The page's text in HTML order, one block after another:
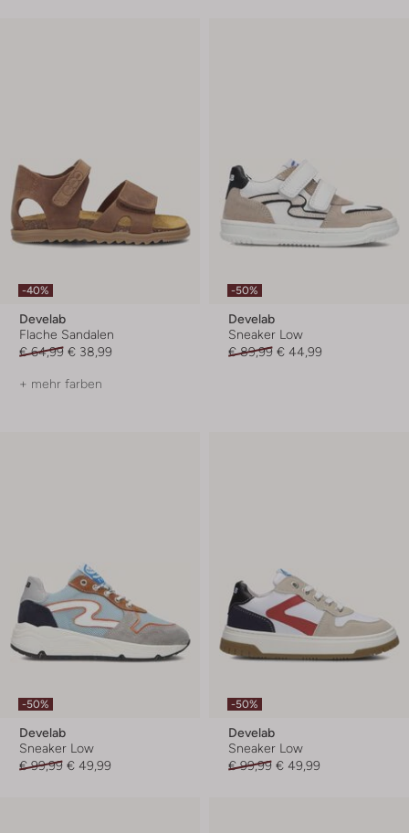
-40%
Develab
Flache Sandalen
€ 64,99 € 38,99
+ mehr farben
-50%
Develab
Sneaker Low
€ 89,99 € 44,99
-50%
Develab
Sneaker Low
€ 99,99 € 49,99
-50%
Develab
Sneaker Low
€ 99,99 € 49,99